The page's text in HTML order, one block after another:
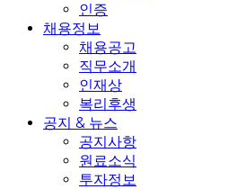
인증
채용정보
채용공고
직무소개
인재상
복리후생
공지 & 뉴스
공지사항
원료소식
투자정보